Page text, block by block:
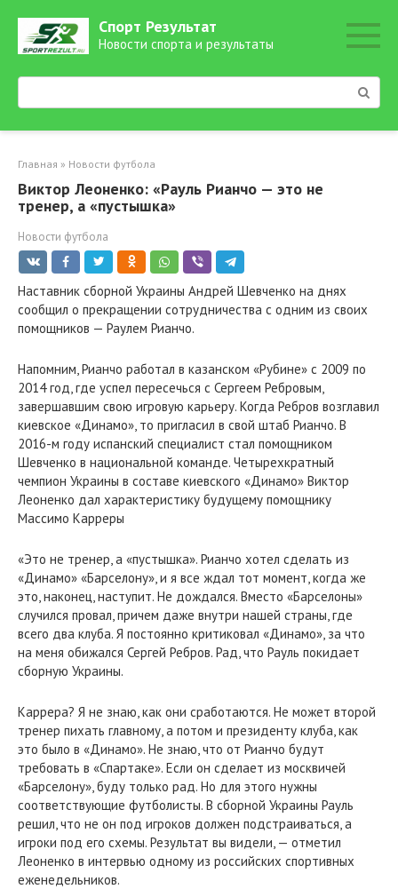
контенту
Спорт Результат
Новости спорта и результаты
Поиск:
Главная » Новости футбола
Виктор Леоненко: «Рауль Рианчо — это не
тренер, а «пустышка»
Новости футбола
Наставник сборной Украины Андрей Шевченко на днях
сообщил о прекращении сотрудничества с одним из своих
помощников — Раулем Рианчо.
Напомним, Рианчо работал в казанском «Рубине» с 2009 по
2014 год, где успел пересечься с Сергеем Ребровым,
завершавшим свою игровую карьеру. Когда Ребров возглавил
киевское «Динамо», то пригласил в свой штаб Рианчо. В
2016-м году испанский специалист стал помощником
Шевченко в национальной команде. Четырехкратный
чемпион Украины в составе киевского «Динамо» Виктор
Леоненко дал характеристику будущему помощнику
Массимо Карреры
«Это не тренер, а «пустышка». Рианчо хотел сделать из
«Динамо» «Барселону», и я все ждал тот момент, когда же
это, наконец, наступит. Не дождался. Вместо «Барселоны»
случился провал, причем даже внутри нашей страны, где
всего два клуба. Я постоянно критиковал «Динамо», за что
на меня обижался Сергей Ребров. Рад, что Рауль покидает
сборную Украины.
Каррера? Я не знаю, как они сработаются. Не может второй
тренер пихать главному, а потом и президенту клуба, как
это было в «Динамо». Не знаю, что от Рианчо будут
требовать в «Спартаке». Если он сделает из москвичей
«Барселону», буду только рад. Но для этого нужны
соответствующие футболисты. В сборной Украины Рауль
решил, что не он под игроков должен подстраиваться, а
игроки под его схемы. Результат вы видели, — отметил
Леоненко в интервью одному из российских спортивных
еженедельников.